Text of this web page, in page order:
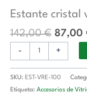
Estante cristal
142,00€
era:
142,00
87,00
-
VRE/V-
100
cantidad
+
SKU: EST-VRE-100
Etiqueta: Accesorios de